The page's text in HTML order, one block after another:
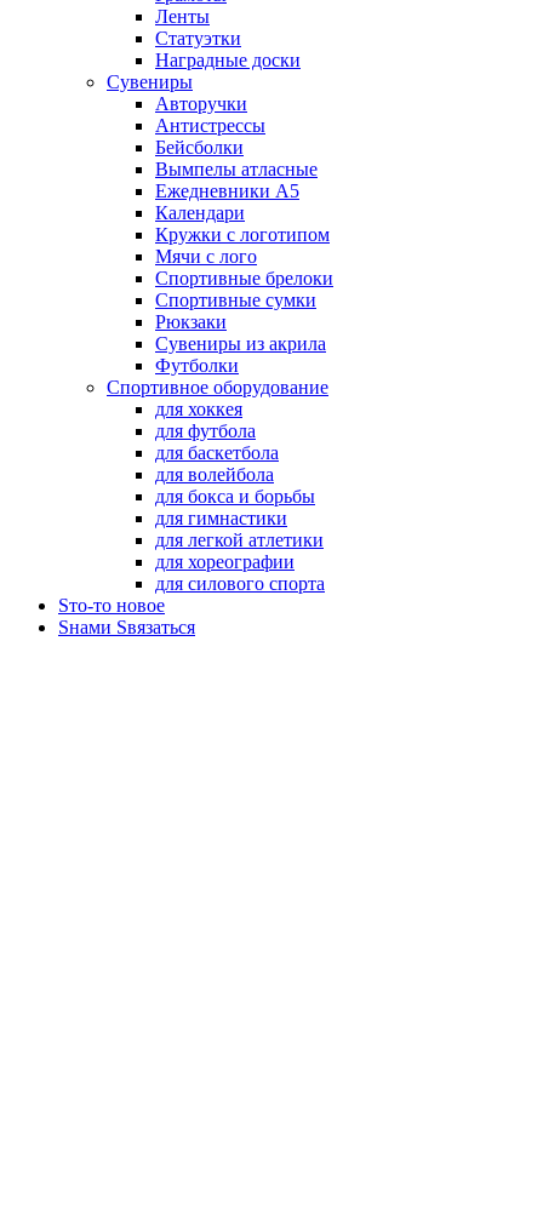
Ленты
Статуэтки
Наградные доски
Сувениры
Авторучки
Антистрессы
Бейсболки
Вымпелы атласные
Ежедневники А5
Календари
Кружки с логотипом
Мячи с лого
Спортивные брелоки
Спортивные сумки
Рюкзаки
Сувениры из акрила
Футболки
Спортивное оборудование
для хоккея
для футбола
для баскетбола
для волейбола
для бокса и борьбы
для гимнастики
для легкой атлетики
для хореографии
для силового спорта
Sто-то новое
Sнами Sвязаться